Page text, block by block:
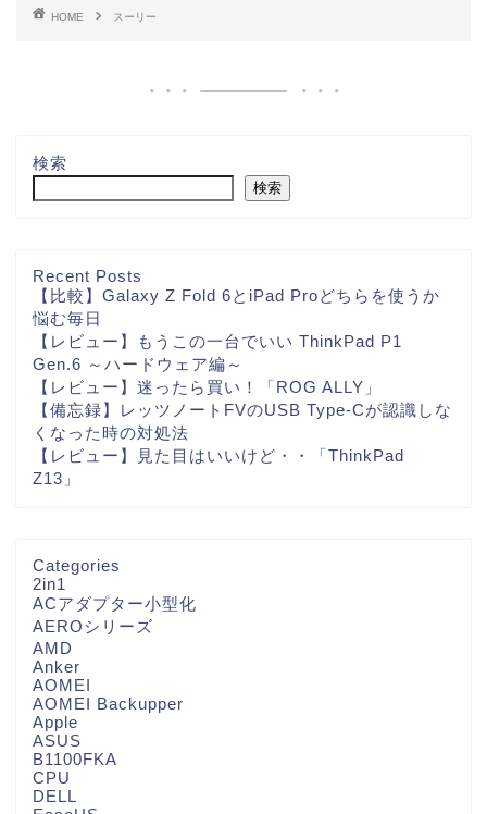
HOME スーリー
検索
検索
Recent Posts
【比較】Galaxy Z Fold 6とiPad Proどちらを使うか
悩む毎日
【レビュー】もうこの一台でいい ThinkPad P1
Gen.6 ～ハードウェア編～
【レビュー】迷ったら買い！「ROG ALLY」
【備忘録】レッツノートFVのUSB Type-Cが認識しな
くなった時の対処法
【レビュー】見た目はいいけど・・「ThinkPad
Z13」
Categories
2in1
ACアダプター小型化
AEROシリーズ
AMD
Anker
AOMEI
AOMEI Backupper
Apple
ASUS
B1100FKA
CPU
DELL